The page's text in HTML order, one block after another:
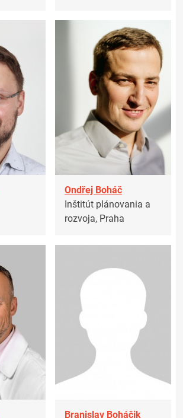
Ondřej Boháč
Inštitút plánovania a
rozvoja, Praha
Branislav Boháčik